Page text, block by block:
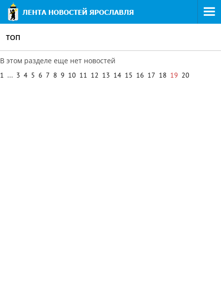
ТОП
В этом разделе еще нет новостей
1 ... 3 4 5 6 7 8 9 10 11 12 13 14 15 16 17 18 19 20